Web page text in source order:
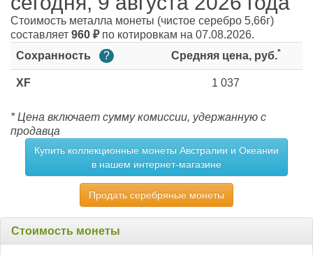
Стоимость металла монеты (чистое серебро 5,66г)
составляет 960 ₽по котировкам на 07.08.2026.
Сохранность
? Средняя цена, руб.*
XF 1 037
* Цена включает сумму комиссии, удержанную с
продавца
Купить коллекционные монеты Австралии и Океании
в нашем интернет-магазине
Продать серебряные монеты
Стоимость монеты